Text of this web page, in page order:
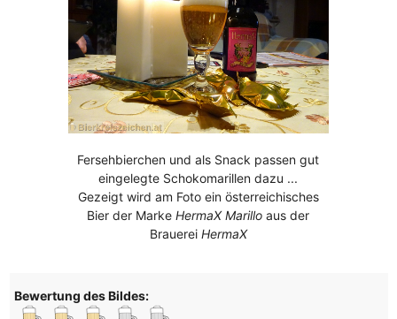
Fersehbierchen und als Snack passen gut
eingelegte Schokomarillen dazu ...
Gezeigt wird am Foto ein österreichisches
Bier der MarkeHermaX Marillo aus der
Brauerei HermaX
Bewertung des Bildes: